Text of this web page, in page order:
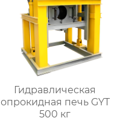
Гидравлическая
опрокидная печь GYT
500 кг